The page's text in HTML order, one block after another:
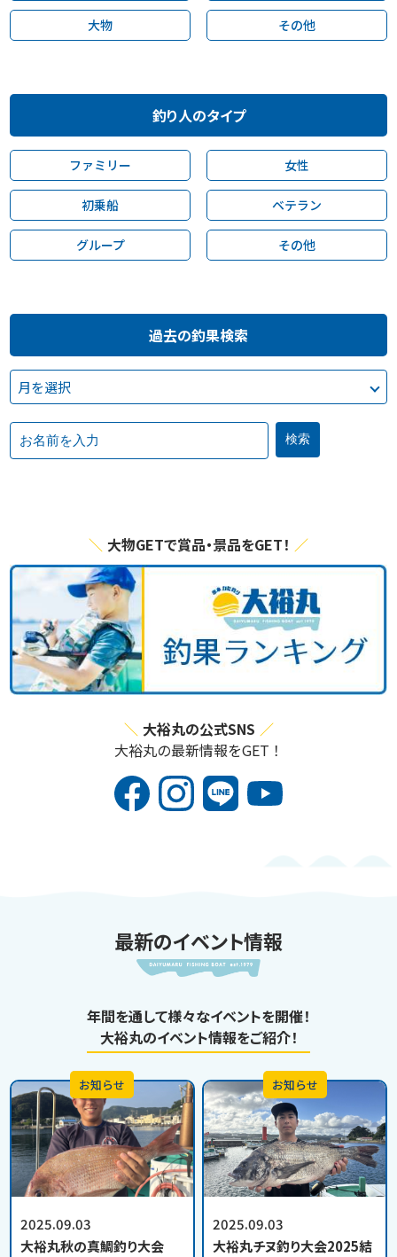
大物 その他
釣り人のタイプ
ファミリー 女性
初乗船 ベテラン
グループ その他
過去の釣果検索
大物GETで賞品・景品をGET！
大裕丸の公式SNS
大裕丸の最新情報をGET！
最新のイベント情報
年間を通して様々なイベントを開催！
大裕丸のイベント情報をご紹介！
2025.09.03
大裕丸秋の真鯛釣り大会
お知らせ
2025.09.03
大裕丸チヌ釣り大会2025結
お知らせ